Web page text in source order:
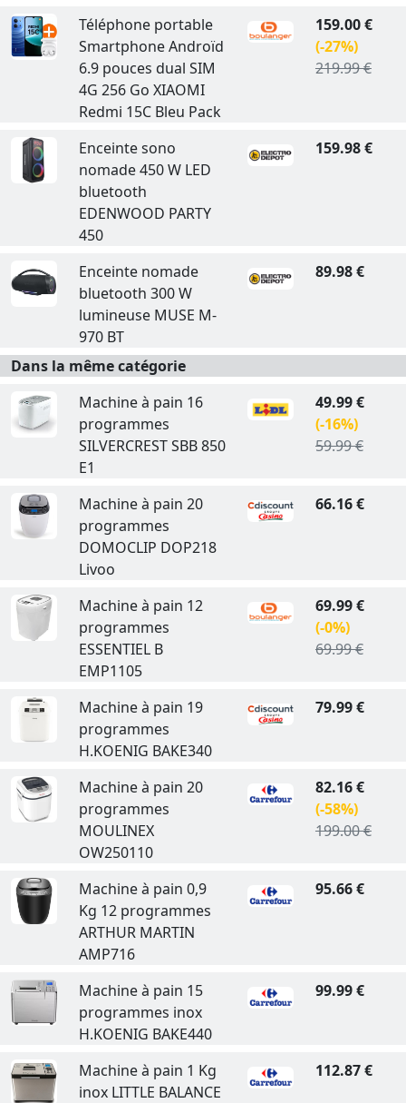
Téléphone portable
Smartphone Androïd
6.9 pouces dual SIM
4G 256 Go XIAOMI
Redmi 15C Bleu Pack
159.00 €
(-27%)
219.99 €
Enceinte sono
nomade 450 W LED
bluetooth
EDENWOOD PARTY
450
159.98 €
Enceinte nomade
bluetooth 300 W
lumineuse MUSE M-
970 BT
89.98 €
Dans la même catégorie
Machine à pain 16
programmes
SILVERCREST SBB 850
E1
49.99 €
(-16%)
59.99 €
Machine à pain 20
programmes
DOMOCLIP DOP218
Livoo
66.16 €
Machine à pain 12
programmes
ESSENTIEL B
EMP1105
69.99 €
(-0%)
69.99 €
Machine à pain 19
programmes
H.KOENIG BAKE340
79.99 €
Machine à pain 20
programmes
MOULINEX
OW250110
82.16 €
(-58%)
199.00 €
Machine à pain 0,9
Kg 12 programmes
ARTHUR MARTIN
AMP716
95.66 €
Machine à pain 15
programmes inox
H.KOENIG BAKE440
99.99 €
Machine à pain 1 Kg
inox LITTLE BALANCE
112.87 €